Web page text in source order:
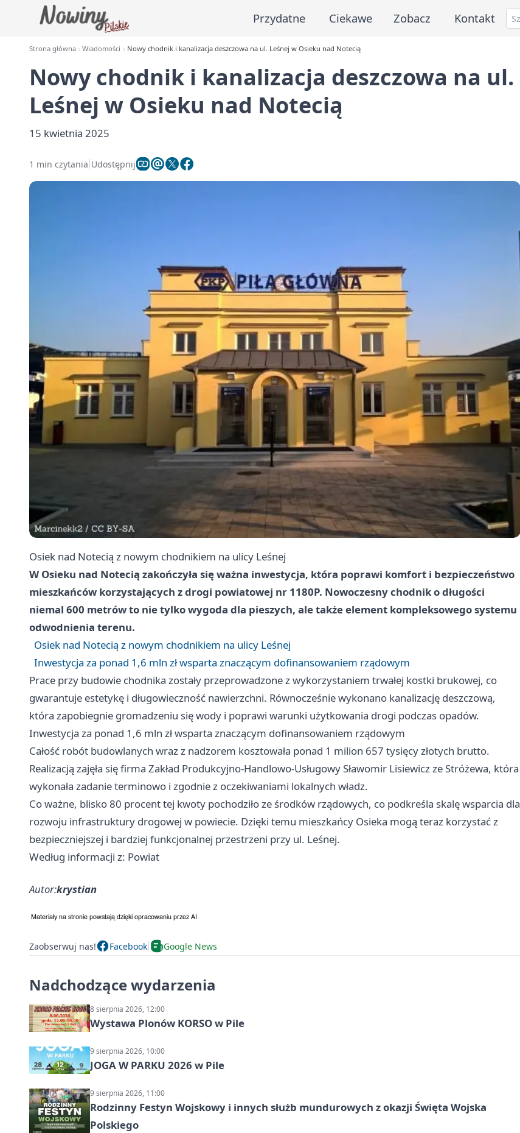
Przydatne Ciekawe Zobacz Kontakt
Strona główna Wiadomości Nowy chodnik i kanalizacja deszczowa na ul. Leśnej w Osieku nad Notecią
Nowy chodnik i kanalizacja deszczowa na ul.
Leśnej w Osieku nad Notecią
15 kwietnia 2025
1 min czytania Udostępnij
Osiek nad Notecią z nowym chodnikiem na ulicy Leśnej
W Osieku nad Notecią zakończyła się ważna inwestycja, która poprawi komfort i bezpieczeństwo
mieszkańców korzystających z drogi powiatowej nr 1180P. Nowoczesny chodnik o długości
niemal 600 metrów to nie tylko wygoda dla pieszych, ale także element kompleksowego systemu
odwodnienia terenu.
Osiek nad Notecią z nowym chodnikiem na ulicy Leśnej
Inwestycja za ponad 1,6 mln zł wsparta znaczącym dofinansowaniem rządowym
Prace przy budowie chodnika zostały przeprowadzone z wykorzystaniem trwałej kostki brukowej, co
gwarantuje estetykę i długowieczność nawierzchni. Równocześnie wykonano kanalizację deszczową,
która zapobiegnie gromadzeniu się wody i poprawi warunki użytkowania drogi podczas opadów.
Inwestycja za ponad 1,6 mln zł wsparta znaczącym dofinansowaniem rządowym
Całość robót budowlanych wraz z nadzorem kosztowała ponad 1 milion 657 tysięcy złotych brutto.
Realizacją zajęła się firma Zakład Produkcyjno-Handlowo-Usługowy Sławomir Lisiewicz ze Stróżewa, która
wykonała zadanie terminowo i zgodnie z oczekiwaniami lokalnych władz.
Co ważne, blisko 80 procent tej kwoty pochodziło ze środków rządowych, co podkreśla skalę wsparcia dla
rozwoju infrastruktury drogowej w powiecie. Dzięki temu mieszkańcy Osieka mogą teraz korzystać z
bezpieczniejszej i bardziej funkcjonalnej przestrzeni przy ul. Leśnej.
Według informacji z: Powiat
Autor:krystian
Zaobserwuj nas! Facebook Google News
Nadchodzące wydarzenia
8 sierpnia 2026, 12:00
Wystawa Plonów KORSO w Pile
9 sierpnia 2026, 10:00
JOGA W PARKU 2026 w Pile
9 sierpnia 2026, 11:00
Rodzinny Festyn Wojskowy i innych służb mundurowych z okazji Święta Wojska
Polskiego